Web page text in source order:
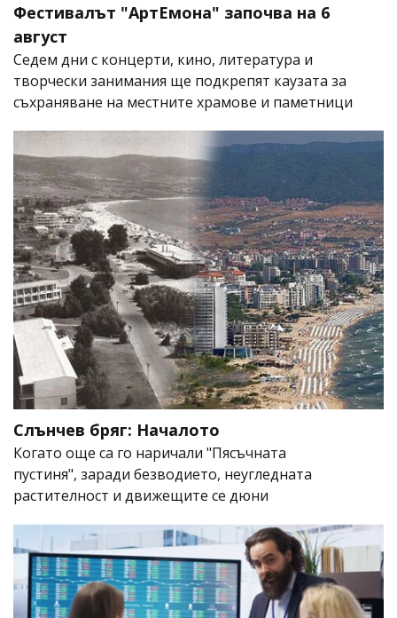
Фестивалът "АртЕмона" започва на 6
август
Седем дни с концерти, кино, литература и
творчески занимания ще подкрепят каузата за
съхраняване на местните храмове и паметници
Слънчев бряг: Началото
Когато още са го наричали "Пясъчната
пустиня", заради безводието, неугледната
растителност и движещите се дюни